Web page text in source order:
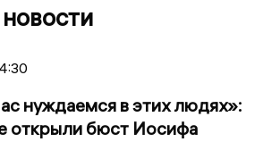
нуждаемся в этих людях»:
открыли бюст Иосифа